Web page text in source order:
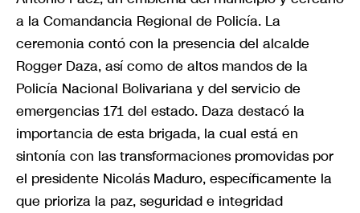
a la Comandancia Regional de Policía. La
ceremonia contó con la presencia del alcalde
Rogger Daza, así como de altos mandos de la
Policía Nacional Bolivariana y del servicio de
emergencias 171 del estado. Daza destacó la
importancia de esta brigada, la cual está en
sintonía con las transformaciones promovidas por
el presidente Nicolás Maduro, específicamente la
que prioriza la paz, seguridad e integridad